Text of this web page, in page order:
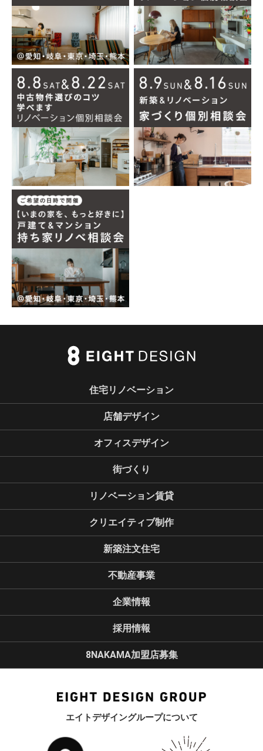
エイトデザイングループについて
住宅リノベーション
店舗デザイン
オフィスデザイン
街づくり
リノベーション賃貸
クリエイティブ制作
新築注文住宅
不動産事業
企業情報
採用情報
8NAKAMA加盟店募集